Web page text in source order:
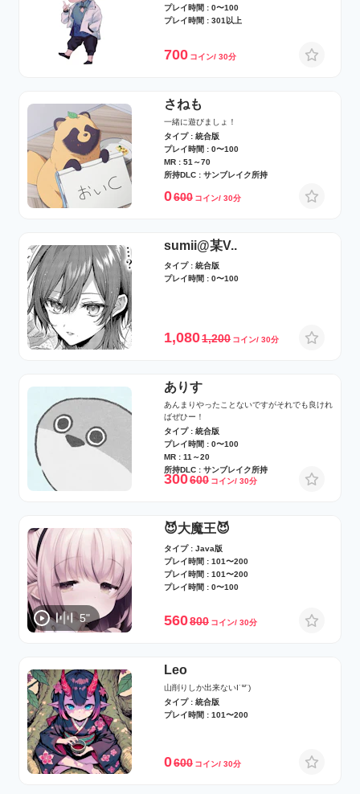
プレイ時間 : 0〜100
プレイ時間 : 301以上
700 コイン/ 30分
さねも
一緒に遊びましょ！
タイプ : 統合版
プレイ時間 : 0〜100
MR : 51～70
所持DLC : サンブレイク所持
0600 コイン/ 30分
sumii@某V..
タイプ : 統合版
プレイ時間 : 0〜100
1,0801,200 コイン/ 30分
ありす
あんまりやったことないですがそれでも良けれ
ばぜひー！
タイプ : 統合版
プレイ時間 : 0〜100
MR : 11～20
所持DLC : サンブレイク所持
300600 コイン/ 30分
5"
😈大魔王😈
タイプ : Java版
プレイ時間 : 101〜200
プレイ時間 : 101〜200
プレイ時間 : 0〜100
560800 コイン/ 30分
Leo
山削りしか出来ないI˙꒳​˙)
タイプ : 統合版
プレイ時間 : 101〜200
0600 コイン/ 30分